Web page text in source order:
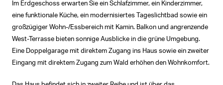
Im Erdgeschoss erwarten Sie ein Schlafzimmer, ein Kinderzimmer,
eine funktionale Küche, ein modernisiertes Tageslichtbad sowie ein
großzügiger Wohn-/Essbereich mit Kamin. Balkon und angrenzende
West-Terrasse bieten sonnige Ausblicke in die grüne Umgebung.
Eine Doppelgarage mit direktem Zugang ins Haus sowie ein zweiter
Eingang mit direktem Zugang zum Wald erhöhen den Wohnkomfort.